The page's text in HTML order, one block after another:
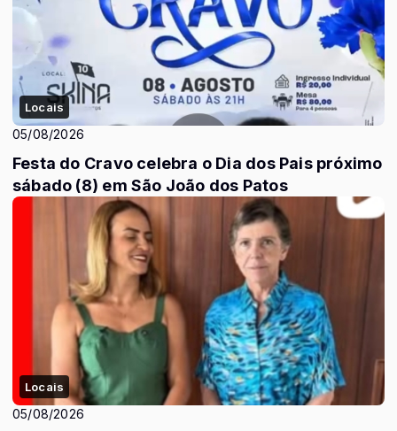
Locais
05/08/2026
Festa do Cravo celebra o Dia dos Pais próximo
sábado (8) em São João dos Patos
Locais
05/08/2026